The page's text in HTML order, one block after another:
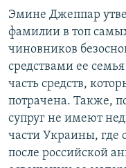
Эмине Джеппар
фамилии в топ
чиновников
средствами ее
часть средств,
потрачена. Также,
супруг не имеют
части Украины,
после российской